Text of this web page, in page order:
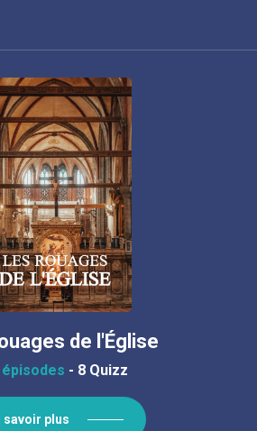
de l'Église
épisodes - 8 Quizz
savoir plus